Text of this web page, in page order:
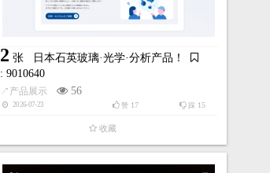
2 张
日本石英玻璃·光学·分析产品！
: 9010640
↗ 产品展示 56
2026-07-23 踩 15
赞17
收藏
↗室内设计 150
2026-02-26